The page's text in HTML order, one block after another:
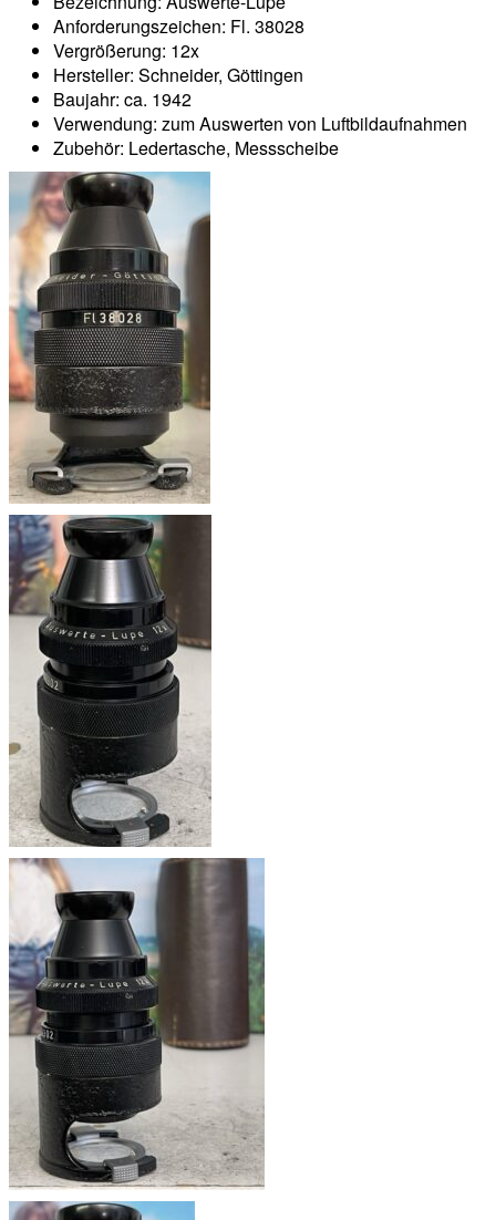
Anforderungszeichen: Fl. 38028
Vergrößerung: 12x
Hersteller: Schneider, Göttingen
Baujahr: ca. 1942
Verwendung: zum Auswerten von Luftbildaufnahmen
Zubehör: Ledertasche, Messscheibe